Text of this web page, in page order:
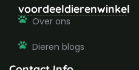
voordeeldierenwinkel
Over ons
Dieren blogs